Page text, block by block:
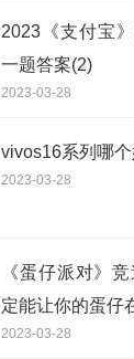
2023《支付宝
一题答案(2)
2023-03-28
vivos16系列哪
2023-03-28
《蛋仔派对》
定能让你的蛋仔
2023-03-28